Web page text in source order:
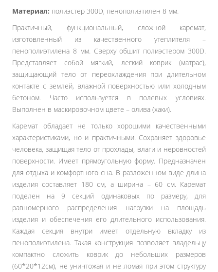
Материал: полиэстер 300D, пенополиэтилен 8 мм.
Практичный, функциональный, сложной каремат,
изготовленный из качественного утеплителя –
пенополиэтилена 8 мм. Сверху обшит полиэстером 300D.
Представляет собой мягкий, легкий коврик (матрас),
защищающий тело от переохлаждения при длительном
контакте с землей, влажной поверхностью или холодным
бетоном. Часто используется в полевых условиях.
Выполнен в маскировочном цвете – олива (хаки).
Каремат обладает не только хорошими качественными
характеристиками, но и практичными. Сохраняет здоровье
человека, защищая тело от прохлады, влаги и неровностей
поверхности. Имеет прямоугольную форму. Предназначен
для отдыха и комфортного сна. В разложенном виде длина
изделия составляет 180 см, а ширина – 60 см. Каремат
поделен на 9 секций одинаковых по размеру, для
равномерного распределения нагрузки на площадь
изделия и обеспечения его длительного использования.
Каждая секция внутри имеет отдельную вкладку из
пенополиэтилена. Такая конструкция позволяет владельцу
компактно сложить коврик до небольших размеров
(60*20*12см), не уничтожая и не ломая при этом структуру